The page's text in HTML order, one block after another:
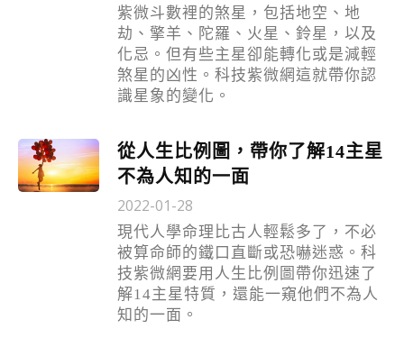
紫微斗數裡的煞星，包括地空、地
劫、擎羊、陀羅、火星、鈴星，以及
化忌。但有些主星卻能轉化或是減輕
煞星的凶性。科技紫微網這就帶你認
識星象的變化。
從人生比例圖，帶你了解14主星
不為人知的一面
2022-01-28
現代人學命理比古人輕鬆多了，不必
被算命師的鐵口直斷或恐嚇迷惑。科
技紫微網要用人生比例圖帶你迅速了
解14主星特質，還能一窺他們不為人
知的一面。